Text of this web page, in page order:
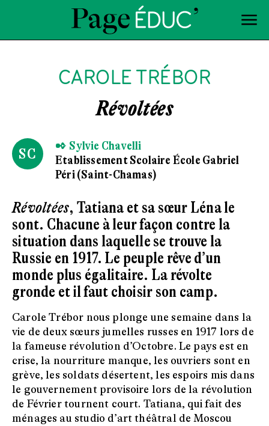
CAROLE TRÉBOR
Révoltées
SC
✒ Sylvie Chavelli
Etablissement Scolaire École Gabriel
Péri (Saint-Chamas)
Révoltées, Tatiana et sa sœur Léna le
sont. Chacune à leur façon contre la
situation dans laquelle se trouve la
Russie en 1917. Le peuple rêve d’un
monde plus égalitaire. La révolte
gronde et il faut choisir son camp.
Carole Trébor nous plonge une semaine dans la
vie de deux sœurs jumelles russes en 1917 lors de
la fameuse révolution d’Octobre. Le pays est en
crise, la nourriture manque, les ouvriers sont en
grève, les soldats désertent, les espoirs mis dans
le gouvernement provisoire lors de la révolution
de Février tournent court. Tatiana, qui fait des
ménages au studio d’art théâtral de Moscou